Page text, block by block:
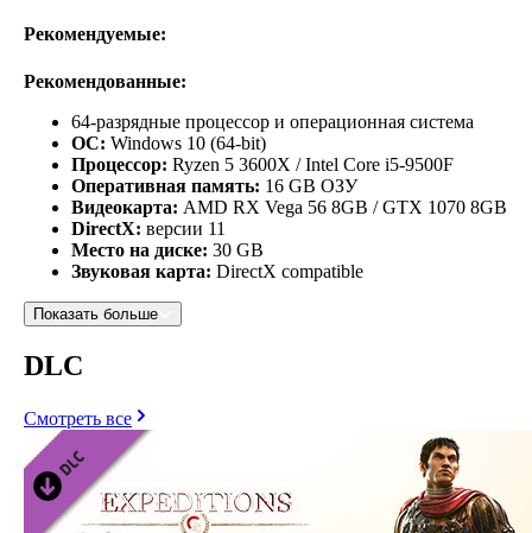
Рекомендуемые:
Рекомендованные:
64-разрядные процессор и операционная система
ОС: Windows 10 (64-bit)
Процессор: Ryzen 5 3600X / Intel Core i5-9500F
Оперативная память: 16 GB ОЗУ
Видеокарта: AMD RX Vega 56 8GB / GTX 1070 8GB
DirectX: версии 11
Место на диске: 30 GB
Звуковая карта: DirectX compatible
Показать больше
DLC
Смотреть все